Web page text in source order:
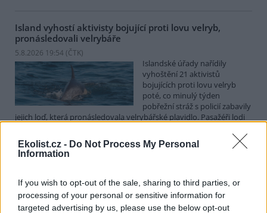
Ekolist.cz - Do Not Process My Personal
Information
If you wish to opt-out of the sale, sharing to third parties, or
processing of your personal or sensitive information for
targeted advertising by us, please use the below opt-out
Island vyhostí aktivisty bojující proti lovu velryb,
pronásledovali velrybáře
5.8.2026 19:54 (ČTK)
Islandské úřady nařídily
vyhoštění 21 aktivistů
bojujících proti lovu velryb
poté, co minulý týden
pobřežní stráž s policií zabavily
jejich loď, která pronásledovala velrybářské plavidlo. Pasažéři lodi
Watsona jsou od té doby zadržováni v Reykjavíku. Sám Watson na
palubě nebyl. Píše o tom agentura AFP s odvoláním na islandskou
policii.
Záchranná stanice v Praze přijímá kvůli vedrům více
volně žijících zvířat